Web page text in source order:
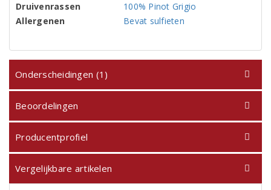
Druivenrassen
100% Pinot Grigio
Allergenen
Bevat sulfieten
Onderscheidingen (1)
Beoordelingen
Producentprofiel
Vergelijkbare artikelen